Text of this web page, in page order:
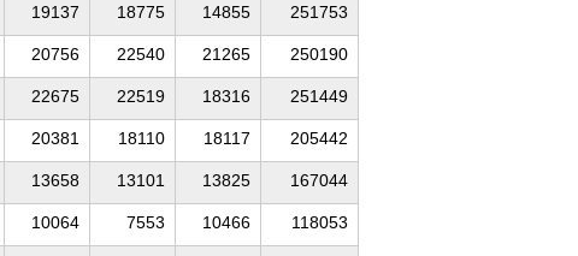
19137 18775 14855 251753
20756 22540 21265 250190
22675 22519 18316 251449
20381 18110 18117 205442
13658 13101 13825 167044
10064 7553 10466 118053